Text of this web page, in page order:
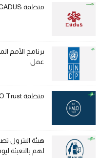
منظمة CADUS تعلن عن حاجتها لوظائف شاغرة
عمل
منظمة HALO Trust تعلن عن وظائف شاغرة
هيئة البترول
لهم بالتعبئة